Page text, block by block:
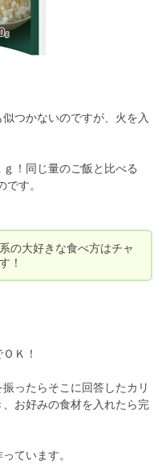
つかないのですが、火を入
！同じ量のご飯と比べる
す。
の大好きな食べ方はチャ
！
Ｋ！
ったらそこに回答したカリ
お好みの食材を入れたら完
ています。